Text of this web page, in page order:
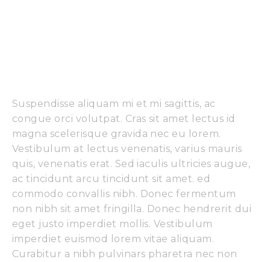
Suspendisse aliquam mi et mi sagittis, ac
congue orci volutpat. Cras sit amet lectus id
magna scelerisque gravida nec eu lorem.
Vestibulum at lectus venenatis, varius mauris
quis, venenatis erat. Sed iaculis ultricies augue,
ac tincidunt arcu tincidunt sit amet. ed
commodo convallis nibh. Donec fermentum
non nibh sit amet fringilla. Donec hendrerit dui
eget justo imperdiet mollis. Vestibulum
imperdiet euismod lorem vitae aliquam.
Curabitur a nibh pulvinars pharetra nec non